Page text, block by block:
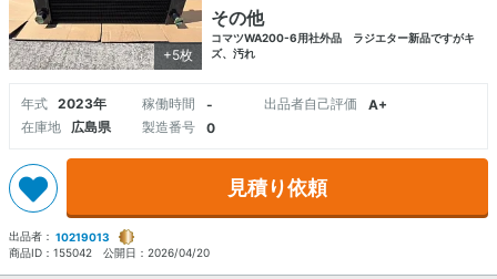
+5枚
その他
コマツWA200-6用社外品 ラジエター新品ですがキ
ズ、汚れ
年式 2023年 稼働時間 - 出品者自己評価
A+
在庫地
広島県 製造番号 0
見積り依頼
出品者： 10219013
商品ID： 155042 公開日： 2026/04/20